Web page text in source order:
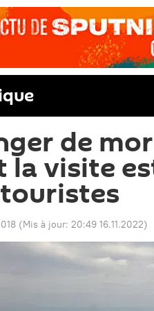
de
la visite
(Mis à jour: 20:49 16.11.2022)